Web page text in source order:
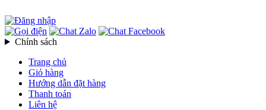
Chính sách
Trang chủ
Giỏ hàng
Hướng dẫn đặt hàng
Thanh toán
Liên hệ